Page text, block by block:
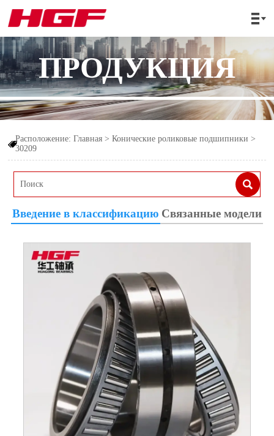

ПРОДУКЦИЯ

Расположение:Главная >Конические роликовые подшипники >
30209

Введение в классификацию Связанные модели
Номер
30209
Внутренний диаметр
45 мм